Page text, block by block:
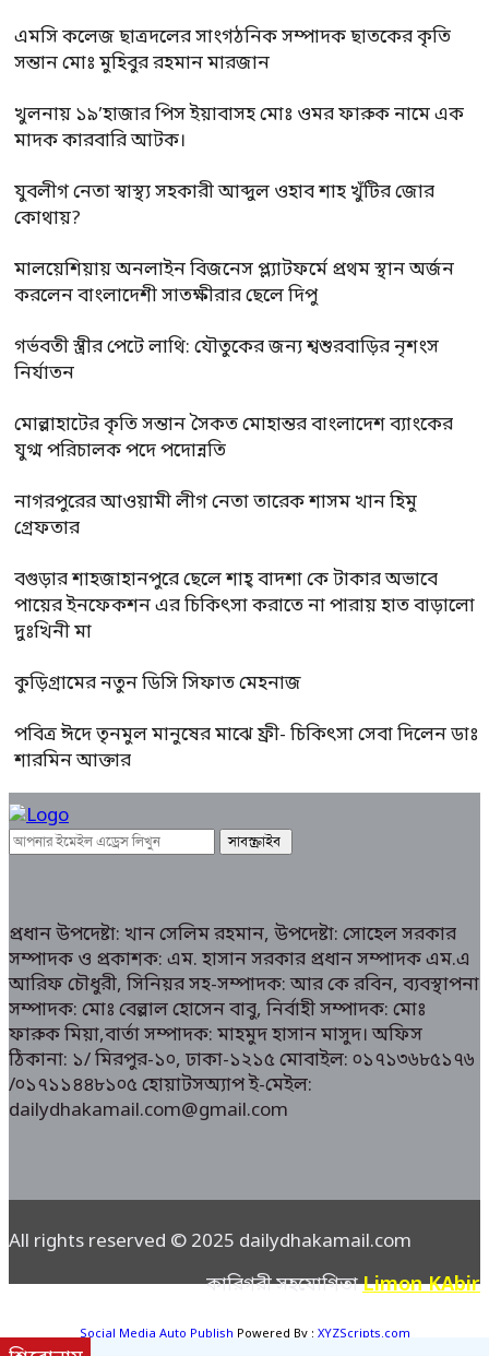
এমসি কলেজ ছাত্রদলের সাংগঠনিক সম্পাদক ছাতকের কৃতি
সন্তান মোঃ মুহিবুর রহমান মারজান
খুলনায় ১৯’হাজার পিস ইয়াবাসহ মোঃ ওমর ফারুক নামে এক
মাদক কারবারি আটক।
যুবলীগ নেতা স্বাস্থ্য সহকারী আব্দুল ওহাব শাহ খুঁটির জোর
কোথায়?
মালয়েশিয়ায় অনলাইন বিজনেস প্ল্যাটফর্মে প্রথম স্থান অর্জন
করলেন বাংলাদেশী সাতক্ষীরার ছেলে দিপু
গর্ভবতী স্ত্রীর পেটে লাথি: যৌতুকের জন্য শ্বশুরবাড়ির নৃশংস
নির্যাতন
মোল্লাহাটের কৃতি সন্তান সৈকত মোহান্তর বাংলাদেশ ব্যাংকের
যুগ্ম পরিচালক পদে পদোন্নতি
নাগরপুরের আওয়ামী লীগ নেতা তারেক শাসম খান হিমু
গ্রেফতার
বগুড়ার শাহজাহানপুরে ছেলে শাহ্ বাদশা কে টাকার অভাবে
পায়ের ইনফেকশন এর চিকিৎসা করাতে না পারায় হাত বাড়ালো
দুঃখিনী মা
কুড়িগ্রামের নতুন ডিসি সিফাত মেহনাজ
পবিত্র ঈদে তৃনমুল মানুষের মাঝে ফ্রী- চিকিৎসা সেবা দিলেন ডাঃ
শারমিন আক্তার
প্রধান উপদেষ্টা: খান সেলিম রহমান, উপদেষ্টা: সোহেল সরকার
সম্পাদক ও প্রকাশক: এম. হাসান সরকার প্রধান সম্পাদক এম.এ
আরিফ চৌধুরী, সিনিয়র সহ-সম্পাদক: আর কে রবিন, ব্যবস্থাপনা
সম্পাদক: মোঃ বেল্লাল হোসেন বাবু, নির্বাহী সম্পাদক: মোঃ
ফারুক মিয়া,বার্তা সম্পাদক: মাহমুদ হাসান মাসুদ। অফিস
ঠিকানা: ১/ মিরপুর-১০, ঢাকা-১২১৫ মোবাইল: ০১৭১৩৬৮৫১৭৬
/০১৭১১৪৪৮১০৫ হোয়াটসঅ্যাপ ই-মেইল:
dailydhakamail.com@gmail.com
All rights reserved © 2025 dailydhakamail.com
কারিগরী সহযোগিতাLimon KAbir
Social Media Auto Publish Powered By : XYZScripts.com